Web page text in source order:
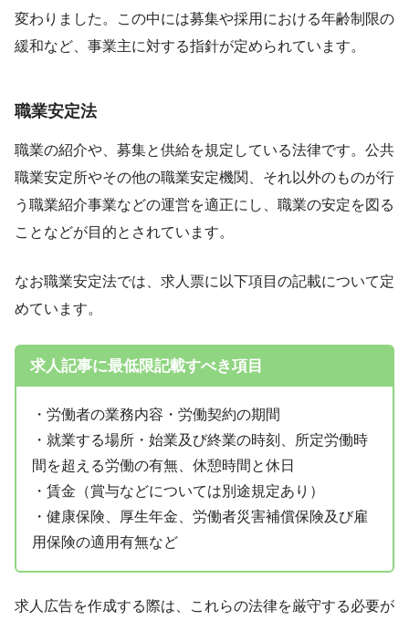
変わりました。この中には募集や採用における年齢制限の
緩和など、事業主に対する指針が定められています。
職業安定法
職業の紹介や、募集と供給を規定している法律です。公共
職業安定所やその他の職業安定機関、それ以外のものが行
う職業紹介事業などの運営を適正にし、職業の安定を図る
ことなどが目的とされています。
なお職業安定法では、求人票に以下項目の記載について定
めています。
求人記事に最低限記載すべき項目
・労働者の業務内容・労働契約の期間
・就業する場所・始業及び終業の時刻、所定労働時
間を超える労働の有無、休憩時間と休日
・賃金（賞与などについては別途規定あり）
・健康保険、厚生年金、労働者災害補償保険及び雇
用保険の適用有無など
求人広告を作成する際は、これらの法律を厳守する必要が